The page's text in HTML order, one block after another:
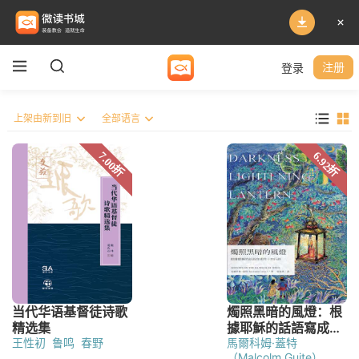
登录 注册
王性初 鲁鸣 春野
馬爾科姆·蓋特